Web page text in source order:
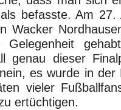
befasste. Am 27.
Wacker
genau dieser
es wurde in der
vieler
ertüchtigen.